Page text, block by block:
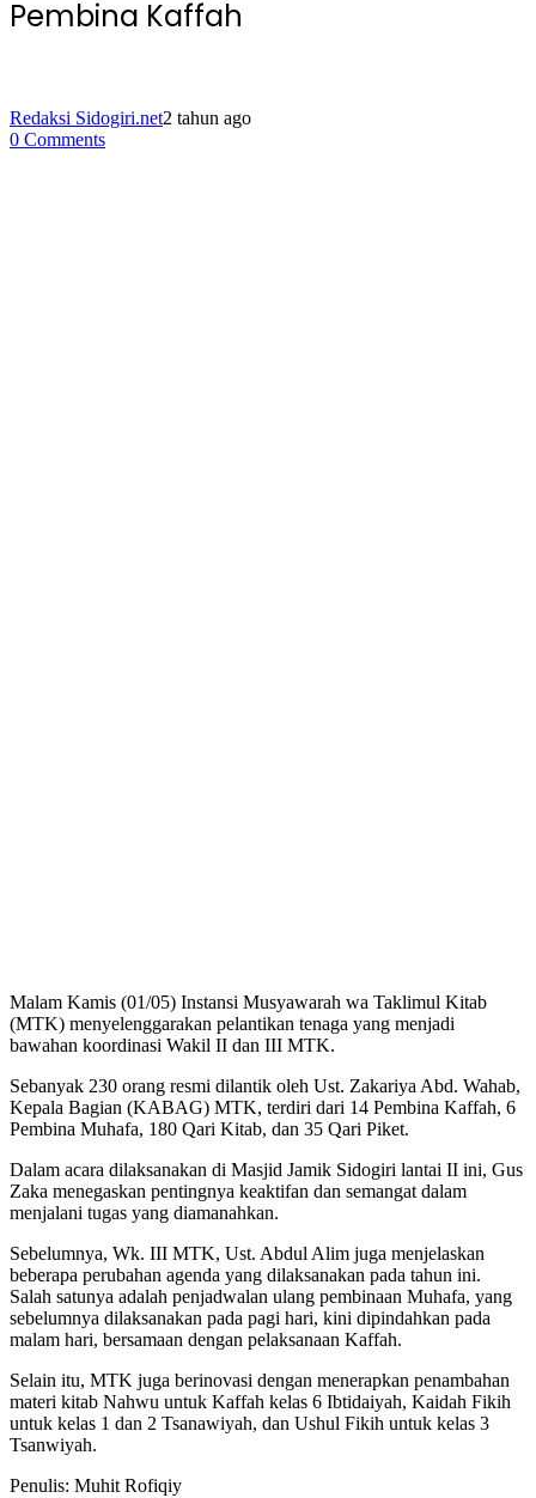
Pembina Kaffah
Redaksi Sidogiri.net2 tahun ago
0 Comments
Malam Kamis (01/05) Instansi Musyawarah wa Taklimul Kitab
(MTK) menyelenggarakan pelantikan tenaga yang menjadi
bawahan koordinasi Wakil II dan III MTK.
Sebanyak 230 orang resmi dilantik oleh Ust. Zakariya Abd. Wahab,
Kepala Bagian (KABAG) MTK, terdiri dari 14 Pembina Kaffah, 6
Pembina Muhafa, 180 Qari Kitab, dan 35 Qari Piket.
Dalam acara dilaksanakan di Masjid Jamik Sidogiri lantai II ini, Gus
Zaka menegaskan pentingnya keaktifan dan semangat dalam
menjalani tugas yang diamanahkan.
Sebelumnya, Wk. III MTK, Ust. Abdul Alim juga menjelaskan
beberapa perubahan agenda yang dilaksanakan pada tahun ini.
Salah satunya adalah penjadwalan ulang pembinaan Muhafa, yang
sebelumnya dilaksanakan pada pagi hari, kini dipindahkan pada
malam hari, bersamaan dengan pelaksanaan Kaffah.
Selain itu, MTK juga berinovasi dengan menerapkan penambahan
materi kitab Nahwu untuk Kaffah kelas 6 Ibtidaiyah, Kaidah Fikih
untuk kelas 1 dan 2 Tsanawiyah, dan Ushul Fikih untuk kelas 3
Tsanwiyah.
Penulis: Muhit Rofiqiy